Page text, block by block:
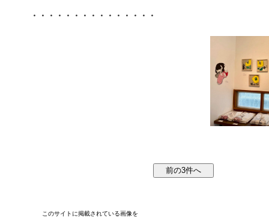
・・・・・・・・・・・・・・・
このサイトに掲載されている画像を